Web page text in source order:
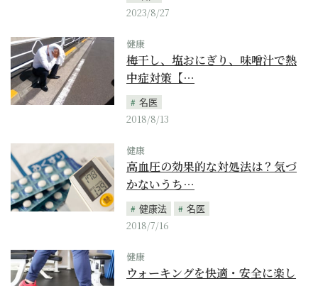
2023/8/27
健康
梅干し、塩おにぎり、味噌汁で熱
中症対策【…
名医
2018/8/13
健康
高血圧の効果的な対処法は？気づ
かないうち…
健康法
名医
2018/7/16
健康
ウォーキングを快適・安全に楽し